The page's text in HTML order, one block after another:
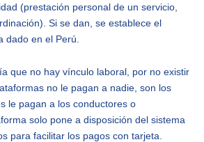
(prestación personal de un servicio,
Si se dan, se establece el
dado en el Perú.
que no hay vínculo laboral, por no existir
no le pagan a nadie, son los
le pagan a los conductores o
solo pone a disposición del sistema
para facilitar los pagos con tarjeta.